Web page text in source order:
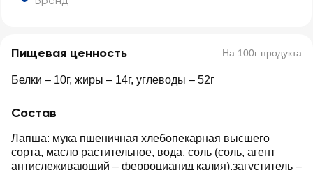
Пищевая ценность На 100г продукта
Белки – 10г, жиры – 14г, углеводы – 52г
Состав
Лапша: мука пшеничная хлебопекарная высшего
сорта, масло растительное, вода, соль (соль, агент
антислеживающий – ферроцианид калия),загуститель –